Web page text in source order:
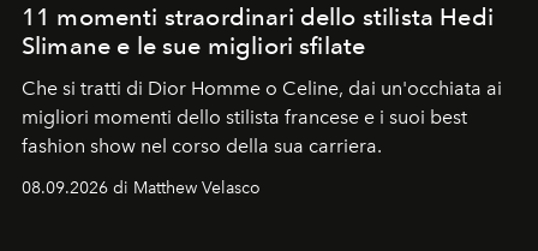
11 momenti straordinari dello stilista Hedi
Slimane e le sue migliori sfilate
Che si tratti di Dior Homme o Celine, dai un'occhiata ai
migliori momenti dello stilista francese e i suoi best
fashion show nel corso della sua carriera.
08.09.2026 di Matthew Velasco